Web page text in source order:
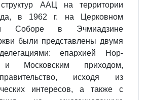
ААЦ на территории
в 1962 г. на Церковном
Соборе в Эчмиадзине
были представлены двумя
епархией Нор-
и Московским приходом,
исходя из
интересов, а также с